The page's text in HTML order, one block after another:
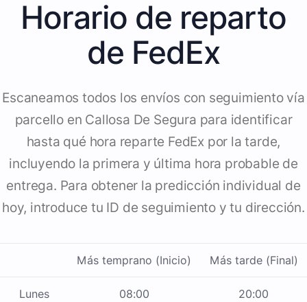
Horario de reparto
de FedEx
Escaneamos todos los envíos con seguimiento vía
parcello en Callosa De Segura para identificar
hasta qué hora reparte FedEx por la tarde,
incluyendo la primera y última hora probable de
entrega. Para obtener la predicción individual de
hoy, introduce tu ID de seguimiento y tu dirección.
Más temprano (Inicio) Más tarde (Final)
Lunes 08:00 20:00